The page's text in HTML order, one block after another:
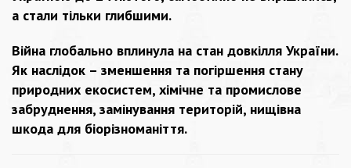
а стали тільки глибшими.
Війна глобально вплинула на стан довкілля України.
Як наслідок – зменшення та погіршення стану
природних екосистем, хімічне та промислове
забруднення, замінування територій, нищівна
шкода для біорізноманіття.